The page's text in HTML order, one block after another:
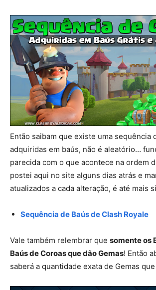
Então saibam que existe uma sequência
adquiridas em baús, não é aleatório…
parecida com o que acontece na ordem
postei aqui no site alguns dias atrás e
atualizados a cada alteração, é até mais
Sequência de Baús de Clash Royale
Vale também relembrar que somente os
Baús de Coroas que dão Gemas! Então
saberá a quantidade exata de Gemas